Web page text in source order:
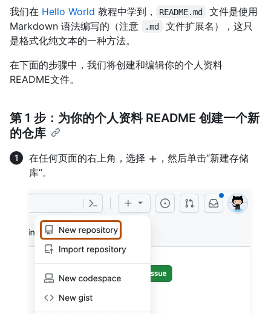
我们在 Hello World 教程中学到， README.md
文件是使用
Markdown 语法编写的（注意
.md
文件扩展名），这只
是格式化纯文本的一种方法。
在下面的步骤中，我们将创建和编辑你的个人资料
README文件。
第 1 步：为你的个人资料 README 创建一个新
的仓库
在任何页面的右上角，选择
，然后单击“新建存储
库”。